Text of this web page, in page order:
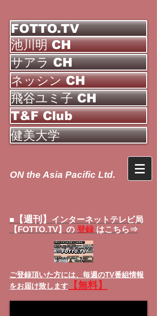
FOTTO.TV
池川明 CH
サアラ CH
ネッシン CH
飛谷ユミ子 CH
T&F Club
健美大学
ON the Asia Pacific Ltd.
■ 【週刊】
インターネットテレビ局
【FOTTO.TV】の 登録 はこちら⇒
ご登録頂いた方には、 毎週のTV番組情報
をお届け致します
【無料】